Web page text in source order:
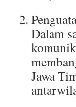
Dalam
Jawa